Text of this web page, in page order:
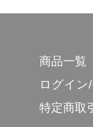
商品一覧
ログイン
特定商取